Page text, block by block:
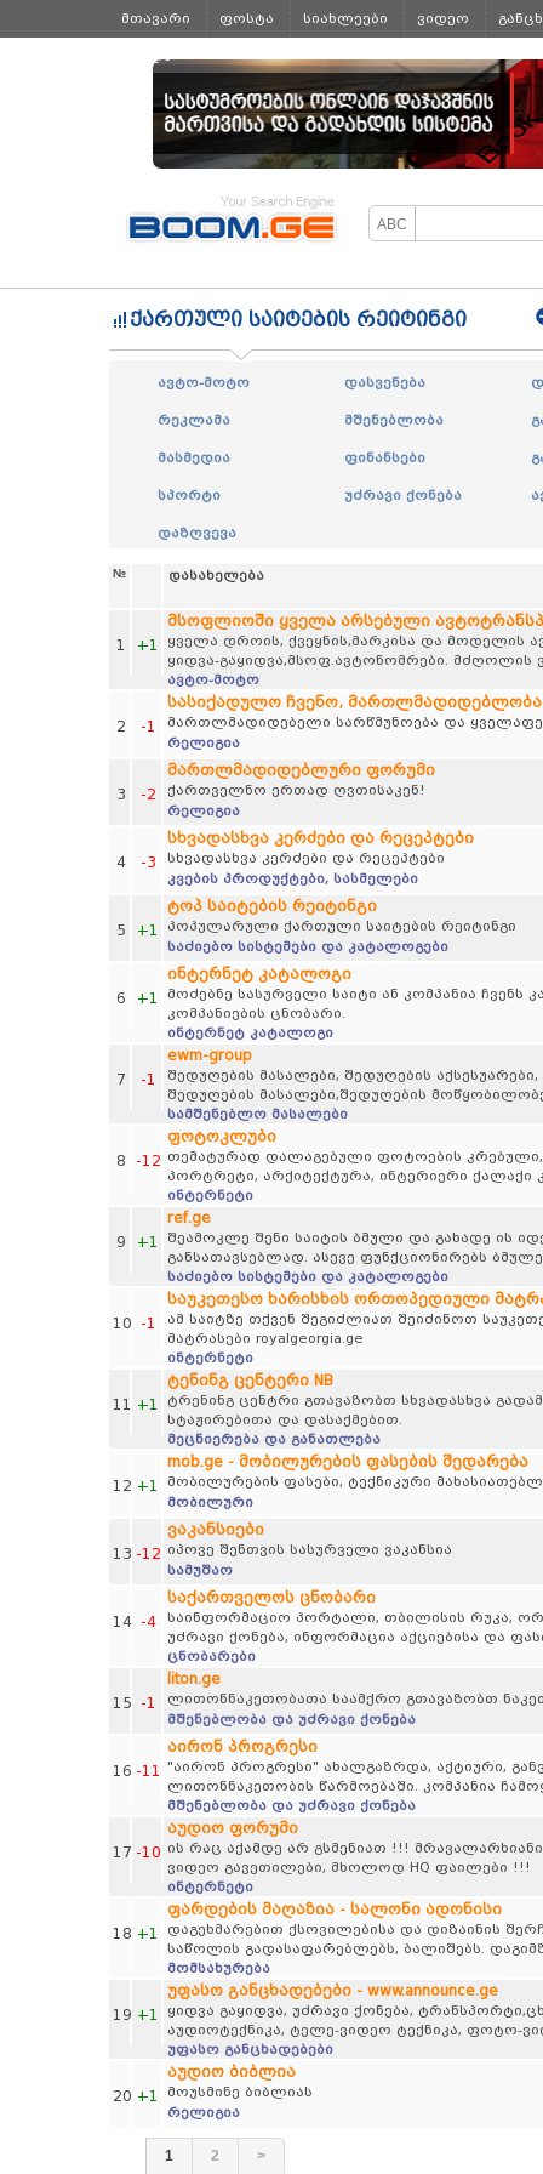
მთავარი ფოსტა სიახლეები ვიდეო
ყველა
ქართული საიტების რეიტინგი
ავტო-მოტო დასვენება
რეკლამა მშენებლობა
მასმედია ფინანსები
სპორტი უძრავი ქონება
დაზღვევა
№ დასახელება
1 +1
მსოფლიოში ყველა არსებული
ყველა დროის, ქვეყნის,მარკისა და მოდელის
ყიდვა-გაყიდვა,მსოფ.ავტონომრები. მძღოლის
ავტო-მოტო
2 -1
სასიქადულო ჩვენო,
მართლმადიდებელი სარწმუნოება და
რელიგია
3 -2
მართლმადიდებლური ფორუმი
ქართველნო ერთად ღვთისაკენ!
რელიგია
4 -3
სხვადასხვა კერძები და რეცეპტები
სხვადასხვა კერძები და რეცეპტები
კვების პროდუქტები, სასმელები
5 +1
ტოპ საიტების რეიტინგი
პოპულარული ქართული საიტების რეიტინგი
საძიებო სისტემები და კატალოგები
6 +1
ინტერნეტ კატალოგი
მოძებნე სასურველი საიტი ან კომპანია
კომპანიების ცნობარი.
ინტერნეტ კატალოგი
7 -1
ewm-group
შედუღების მასალები, შედუღების
შედუღების მასალები,შედუღების
სამშენებლო მასალები
8 -12
ფოტოკლუბი
თემატურად დალაგებული ფოტოების კრებული,
პორტრეტი, არქიტექტურა, ინტერიერი ქალაქი
ინტერნეტი
9 +1
ref.ge
შეამოკლე შენი საიტის ბმული და გახადე ის
განსათავსებლად. ასევე ფუნქციონირებს
საძიებო სისტემები და კატალოგები
10 -1
საუკეთესო ხარისხის ორთოპედიული
ამ საიტზე თქვენ შეგიძლიათ შეიძინოთ
მატრასები royalgeorgia.ge
ინტერნეტი
11 +1
ტენინგ ცენტერი NB
ტრენინგ ცენტრი გთავაზობთ სხვადასხვა
სტაჟირებითა და დასაქმებით.
მეცნიერება და განათლება
12 +1
mob.ge - მობილურების ფასების შედარება
მობილურების ფასები, ტექნიკური
მობილური
13 -12
ვაკანსიები
იპოვე შენთვის სასურველი ვაკანსია
სამუშაო
14 -4
საქართველოს ცნობარი
საინფორმაციო პორტალი, თბილისის რუკა,
უძრავი ქონება, ინფორმაცია აქციებისა და
ცნობარები
15 -1
liton.ge
ლითონნაკეთობათა საამქრო გთავაზობთ
მშენებლობა და უძრავი ქონება
16 -11
აირონ პროგრესი
"აირონ პროგრესი" ახალგაზრდა, აქტიური,
ლითონნაკეთობის წარმოებაში. კომპანია
მშენებლობა და უძრავი ქონება
17 -10
აუდიო ფორუმი
ის რაც აქამდე არ გსმენიათ !!! მრავალარხიანი
ვიდეო გავეთილები, მხოლოდ HQ ფაილები !!!
ინტერნეტი
18 +1
ფარდების მაღაზია - სალონი ადონისი
დაგეხმარებით ქსოვილებისა და დიზაინის
საწოლის გადასაფარებლებს, ბალიშებს.
მომსახურება
19 +1
უფასო განცხადებები - www.announce.ge
ყიდვა გაყიდვა, უძრავი ქონება,
აუდიოტექნიკა, ტელე-ვიდეო ტექნიკა, ფოტო-
უფასო განცხადებები
20 +1
აუდიო ბიბლია
მოუსმინე ბიბლიას
რელიგია
1 2 >